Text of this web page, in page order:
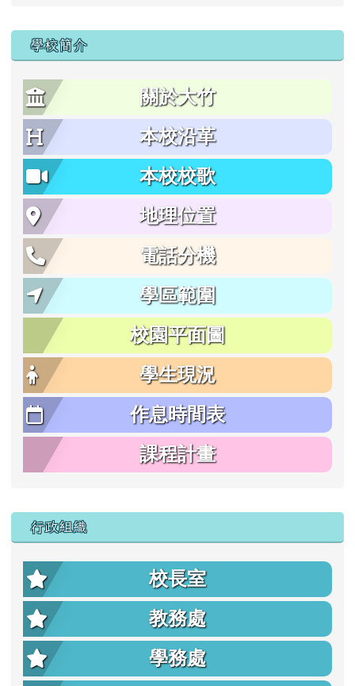
學校簡介
關於大竹
本校沿革
本校校歌
地理位置
電話分機
學區範圍
校園平面圖
學生現況
作息時間表
課程計畫
行政組織
校長室
教務處
學務處